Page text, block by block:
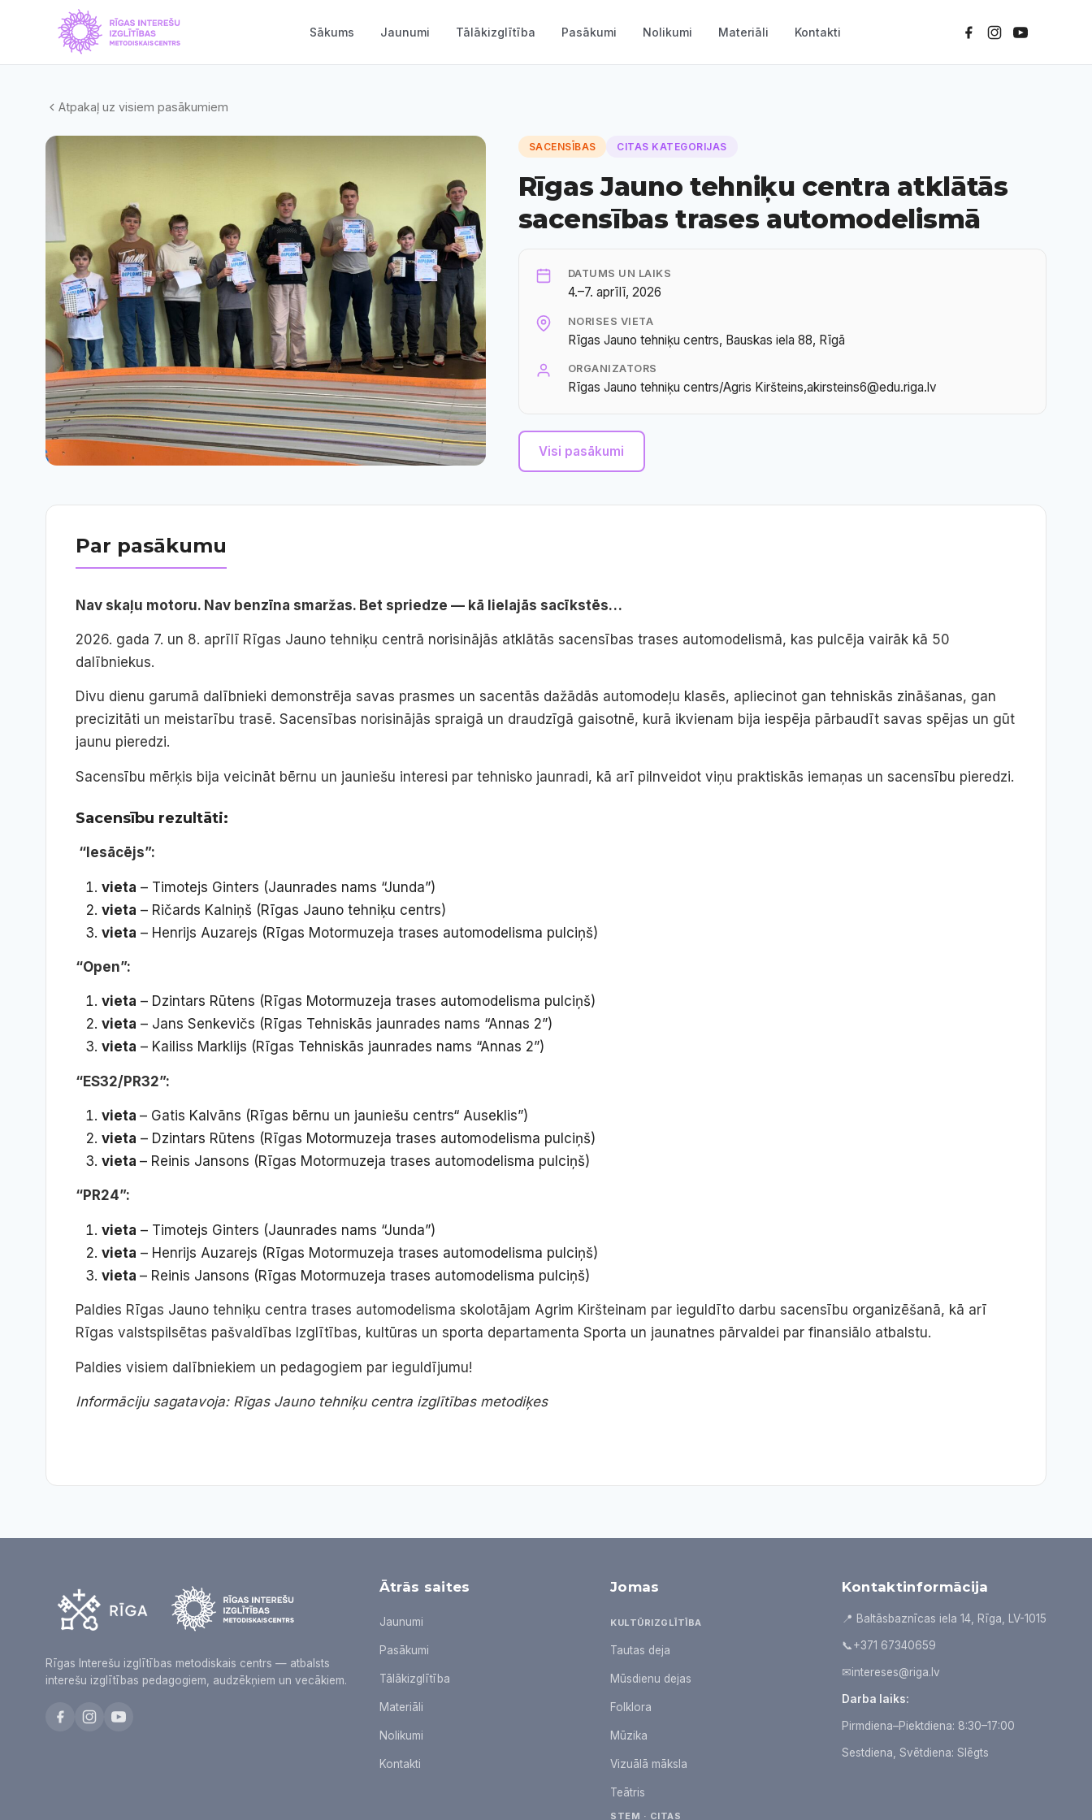
Sākums Jaunumi Tālākizglītība Pasākumi Nolikumi Materiāli Kontakti
Atpakaļ uz visiem pasākumiem
SACENSĪBAS CITAS KATEGORIJAS
Rīgas Jauno tehniķu centra atklātās
sacensības trases automodelismā
DATUMS UN LAIKS
4.–7. aprīlī, 2026
NORISES VIETA
Rīgas Jauno tehniķu centrs, Bauskas iela 88, Rīgā
ORGANIZATORS
Rīgas Jauno tehniķu centrs/Agris Kiršteins,akirsteins6@edu.riga.lv
Visi pasākumi
Par pasākumu
Nav skaļu motoru. Nav benzīna smaržas. Bet spriedze — kā lielajās sacīkstēs…
2026. gada 7. un 8. aprīlī Rīgas Jauno tehniķu centrā norisinājās atklātās sacensības trases automodelismā, kas pulcēja vairāk kā 50
dalībniekus.
Divu dienu garumā dalībnieki demonstrēja savas prasmes un sacentās dažādās automodeļu klasēs, apliecinot gan tehniskās zināšanas, gan
precizitāti un meistarību trasē. Sacensības norisinājās spraigā un draudzīgā gaisotnē, kurā ikvienam bija iespēja pārbaudīt savas spējas un gūt
jaunu pieredzi.
Sacensību mērķis bija veicināt bērnu un jauniešu interesi par tehnisko jaunradi, kā arī pilnveidot viņu praktiskās iemaņas un sacensību pieredzi.
Sacensību rezultāti:
“Iesācējs”:
vieta – Timotejs Ginters (Jaunrades nams “Junda”)
vieta – Ričards Kalniņš (Rīgas Jauno tehniķu centrs)
vieta – Henrijs Auzarejs (Rīgas Motormuzeja trases automodelisma pulciņš)
“Open”:
vieta – Dzintars Rūtens (Rīgas Motormuzeja trases automodelisma pulciņš)
vieta – Jans Senkevičs (Rīgas Tehniskās jaunrades nams “Annas 2”)
vieta – Kailiss Marklijs (Rīgas Tehniskās jaunrades nams “Annas 2”)
“ES32/PR32”:
vieta – Gatis Kalvāns (Rīgas bērnu un jauniešu centrs“ Auseklis”)
vieta – Dzintars Rūtens (Rīgas Motormuzeja trases automodelisma pulciņš)
vieta – Reinis Jansons (Rīgas Motormuzeja trases automodelisma pulciņš)
“PR24”:
vieta – Timotejs Ginters (Jaunrades nams “Junda”)
vieta – Henrijs Auzarejs (Rīgas Motormuzeja trases automodelisma pulciņš)
vieta – Reinis Jansons (Rīgas Motormuzeja trases automodelisma pulciņš)
Paldies Rīgas Jauno tehniķu centra trases automodelisma skolotājam Agrim Kiršteinam par ieguldīto darbu sacensību organizēšanā, kā arī
Rīgas valstspilsētas pašvaldības Izglītības, kultūras un sporta departamenta Sporta un jaunatnes pārvaldei par finansiālo atbalstu.
Paldies visiem dalībniekiem un pedagogiem par ieguldījumu!
Informāciju sagatavoja: Rīgas Jauno tehniķu centra izglītības metodiķes
Rīgas Interešu izglītības metodiskais centrs — atbalsts
interešu izglītības pedagogiem, audzēkņiem un vecākiem.
Ātrās saites
Jaunumi
Pasākumi
Tālākizglītība
Materiāli
Nolikumi
Kontakti
Jomas
KULTŪRIZGLĪTĪBA
Tautas deja
Mūsdienu dejas
Folklora
Mūzika
Vizuālā māksla
Teātris
STEM · CITAS
Kontaktinformācija
📍 Baltāsbaznīcas iela 14, Rīga, LV-1015
📞+371 67340659
✉intereses@riga.lv
Darba laiks:
Pirmdiena–Piektdiena: 8:30–17:00
Sestdiena, Svētdiena: Slēgts